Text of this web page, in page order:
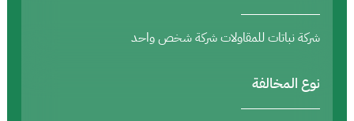
شركة نباتات للمقاولات شركة شخص واحد
نوع المخالفة